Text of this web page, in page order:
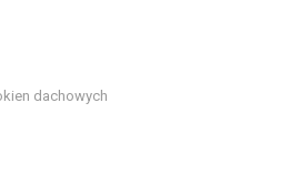
dachowych